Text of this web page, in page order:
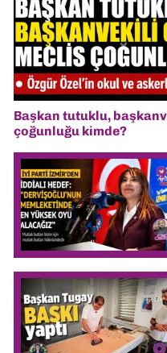
Başkan tutuklu,
çoğunluğu kimde?